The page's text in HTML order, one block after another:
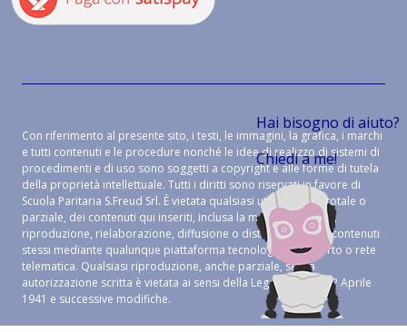
Hai bisogno di aiuto?
Chiedi a me!
Con riferimento al presente sito, i testi, le immagini, la grafica, i marchi
e tutti contenuti e le procedure nonché le idee di realizzo di sistemi di
procedimenti e di uso sono soggetti a copyright e alle forme di tutela
della proprietà intellettuale. Tutti i diritti sono riservati in favore di
Scuola Paritaria S.Freud Srl. È vietata qualsiasi utilizzazione, totale o
parziale, dei contenuti qui inseriti, inclusa la memorizzazione,
riproduzione, rielaborazione, diffusione o distribuzione dei contenuti
stessi mediante qualunque piattaforma tecnologica, supporto o rete
telematica. Qualsiasi riproduzione, anche parziale, senza
autorizzazione scritta è vietata ai sensi della Legge 633 del 22 Aprile
1941 e successive modifiche.